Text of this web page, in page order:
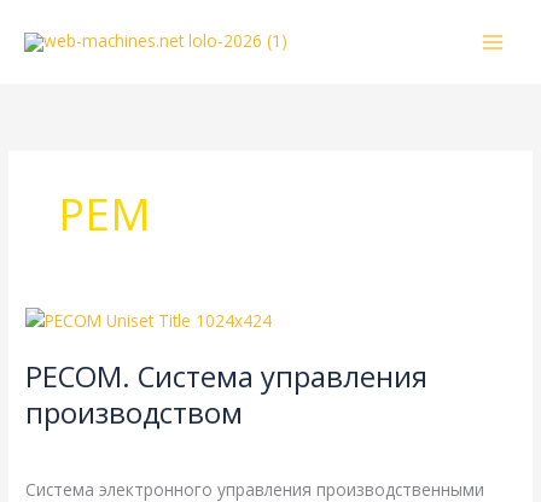
РЕМ
PECOM. Система управления
производством
Система электронного управления производственными
PECOM.
управления